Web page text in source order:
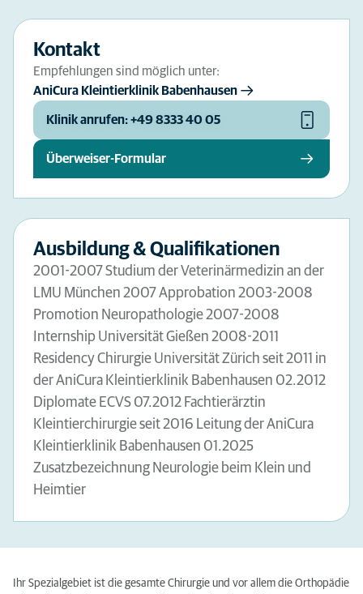
Kontakt
Empfehlungen sind möglich unter:
AniCura Kleintierklinik Babenhausen
Klinik anrufen: +49 8333 40 05
Überweiser-Formular
Ausbildung & Qualifikationen
2001-2007 Studium der Veterinärmedizin an der
LMU München 2007 Approbation 2003-2008
Promotion Neuropathologie 2007-2008
Internship Universität Gießen 2008-2011
Residency Chirurgie Universität Zürich seit 2011 in
der AniCura Kleintierklinik Babenhausen 02.2012
Diplomate ECVS 07.2012 Fachtierärztin
Kleintierchirurgie seit 2016 Leitung der AniCura
Kleintierklinik Babenhausen 01.2025
Zusatzbezeichnung Neurologie beim Klein und
Heimtier
Ihr Spezialgebiet ist die gesamte Chirurgie und vor allem die Orthopädie